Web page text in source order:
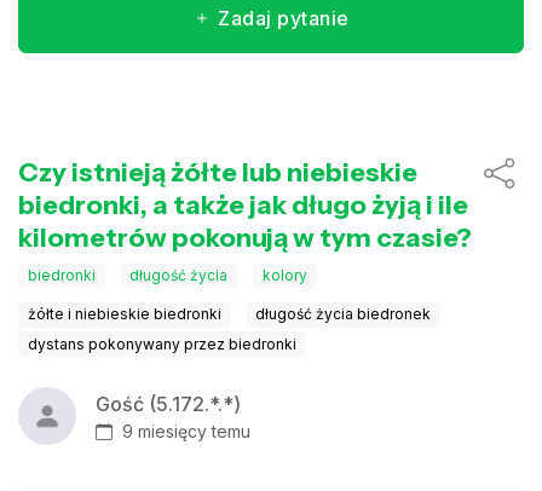
Zadaj pytanie
Czy istnieją żółte lub niebieskie
biedronki, a także jak długo żyją i ile
kilometrów pokonują w tym czasie?
biedronki długość życia kolory
żółte i niebieskie biedronki
długość życia biedronek
dystans pokonywany przez biedronki
Gość (5.172.*.*)
9 miesięcy temu